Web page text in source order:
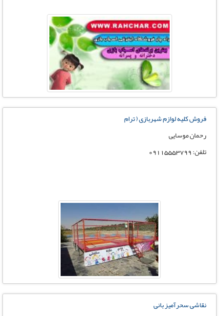
فروش کلیه لوازم شهربازی ( ترام
رحمان موسایی
تلفن: 09115553799
نقاشی سحرآمیز بانی